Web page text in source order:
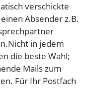
verschickte
Absender z.B.
in jedem
die beste Wahl;
Mails zum
Für Ihr Postfach